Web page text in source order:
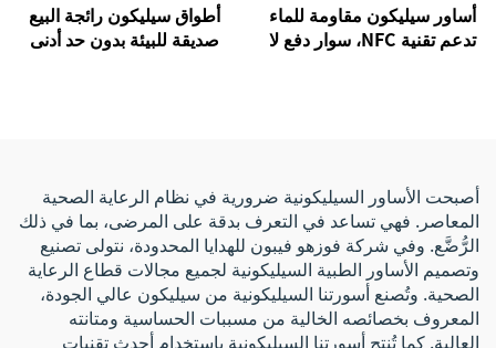
أساور سيليكون مقاومة للماء
تدعم تقنية NFC، سوار دفع لا
أطواق سيليكون رائجة البيع
صديقة للبيئة بدون حد أدنى
أصبحت الأساور السيليكونية ضرورية في نظام الرعاية الصحية
المعاصر. فهي تساعد في التعرف بدقة على المرضى، بما في ذلك
الرُّضَّع. وفي شركة فوزهو فيبون للهدايا المحدودة، نتولى تصنيع
وتصميم الأساور الطبية السيليكونية لجميع مجالات قطاع الرعاية
الصحية. وتُصنع أسورتنا السيليكونية من سيليكون عالي الجودة،
المعروف بخصائصه الخالية من مسببات الحساسية ومتانته
العالية. كما تُنتج أسورتنا السيليكونية باستخدام أحدث تقنيات